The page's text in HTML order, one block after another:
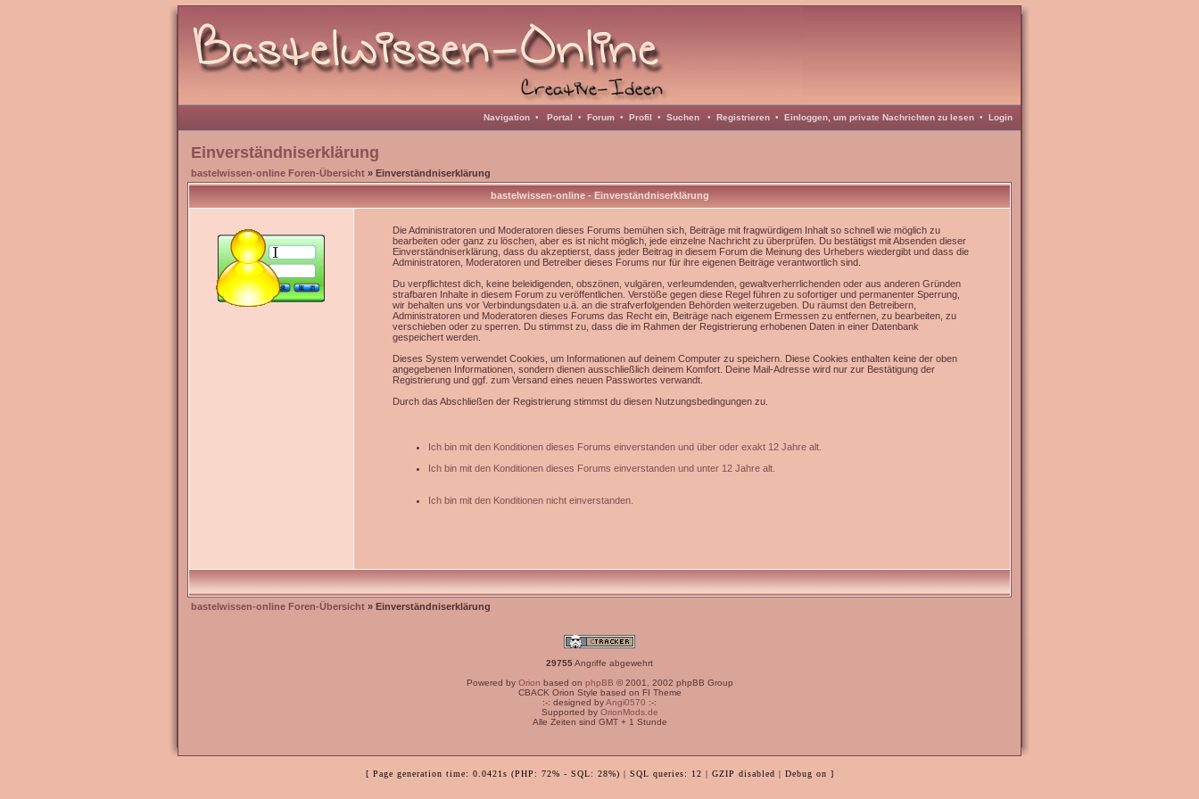
Navigation • Portal • Forum • Profil • Suchen • Registrieren • Einloggen, um private Nachrichten zu lesen • Login
Einverständniserklärung
bastelwissen-online Foren-Übersicht » Einverständniserklärung
bastelwissen-online - Einverständniserklärung
Die Administratoren und Moderatoren dieses Forums bemühen sich, Beiträge mit fragwürdigem Inhalt so schnell wie möglich zu
bearbeiten oder ganz zu löschen, aber es ist nicht möglich, jede einzelne Nachricht zu überprüfen. Du bestätigst mit Absenden dieser
Einverständniserklärung, dass du akzeptierst, dass jeder Beitrag in diesem Forum die Meinung des Urhebers wiedergibt und dass die
Administratoren, Moderatoren und Betreiber dieses Forums nur für ihre eigenen Beiträge verantwortlich sind.
Du verpflichtest dich, keine beleidigenden, obszönen, vulgären, verleumdenden, gewaltverherrlichenden oder aus anderen Gründen
strafbaren Inhalte in diesem Forum zu veröffentlichen. Verstöße gegen diese Regel führen zu sofortiger und permanenter Sperrung,
wir behalten uns vor Verbindungsdaten u.ä. an die strafverfolgenden Behörden weiterzugeben. Du räumst den Betreibern,
Administratoren und Moderatoren dieses Forums das Recht ein, Beiträge nach eigenem Ermessen zu entfernen, zu bearbeiten, zu
verschieben oder zu sperren. Du stimmst zu, dass die im Rahmen der Registrierung erhobenen Daten in einer Datenbank
gespeichert werden.
Dieses System verwendet Cookies, um Informationen auf deinem Computer zu speichern. Diese Cookies enthalten keine der oben
angegebenen Informationen, sondern dienen ausschließlich deinem Komfort. Deine Mail-Adresse wird nur zur Bestätigung der
Registrierung und ggf. zum Versand eines neuen Passwortes verwandt.
Durch das Abschließen der Registrierung stimmst du diesen Nutzungsbedingungen zu.
Ich bin mit den Konditionen dieses Forums einverstanden und über oder exakt 12 Jahre alt.
Ich bin mit den Konditionen dieses Forums einverstanden und unter 12 Jahre alt.
Ich bin mit den Konditionen nicht einverstanden.
bastelwissen-online Foren-Übersicht » Einverständniserklärung
29755Angriffe abgewehrt
Powered by Orion based on phpBB © 2001, 2002 phpBB Group
CBACK Orion Style based on FI Theme
:-: designed byAngi0570 :-:
Supported by OrionMods.de
Alle Zeiten sind GMT + 1 Stunde
[ Page generation time: 0.0421s (PHP: 72% - SQL: 28%) | SQL queries: 12 | GZIP disabled | Debug on ]